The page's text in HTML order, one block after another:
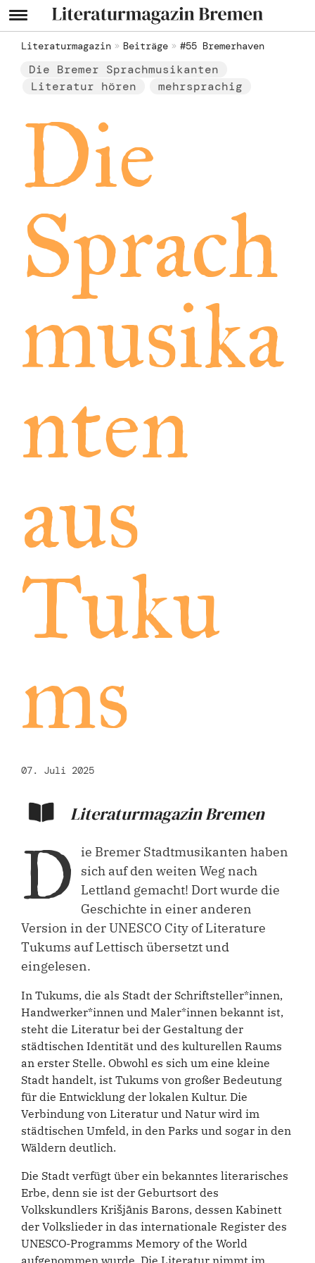
Literaturmagazin Beiträge #55 Bremerhaven
Die Bremer Sprachmusikanten
Literatur hören
mehrsprachig
Die
Sprach
musika
nten
aus
Tuku
ms
07. Juli 2025
Literaturmagazin Bremen
D
ie Bremer Stadtmusikanten haben
sich auf den weiten Weg nach
Lettland gemacht! Dort wurde die
Geschichte in einer anderen
Version in der UNESCO City of Literature
Tukums auf Lettisch übersetzt und
eingelesen.
In Tukums, die als Stadt der Schriftsteller*innen,
Handwerker*innen und Maler*innen bekannt ist,
steht die Literatur bei der Gestaltung der
städtischen Identität und des kulturellen Raums
an erster Stelle. Obwohl es sich um eine kleine
Stadt handelt, ist Tukums von großer Bedeutung
für die Entwicklung der lokalen Kultur. Die
Verbindung von Literatur und Natur wird im
städtischen Umfeld, in den Parks und sogar in den
Wäldern deutlich.
Die Stadt verfügt über ein bekanntes literarisches
Erbe, denn sie ist der Geburtsort des
Volkskundlers Krišjānis Barons, dessen Kabinett
der Volkslieder in das internationale Register des
UNESCO-Programms Memory of the World